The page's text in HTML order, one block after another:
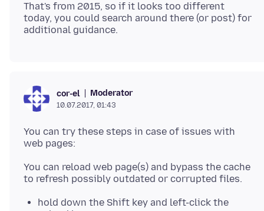
That's from 2015, so if it looks too different
today, you could search around there (or post) for
cor-el Moderator
10.07.2017, 01:43
You can try these steps in case of issues with
You can reload web page(s) and bypass the cache
hold down the Shift key and left-click the